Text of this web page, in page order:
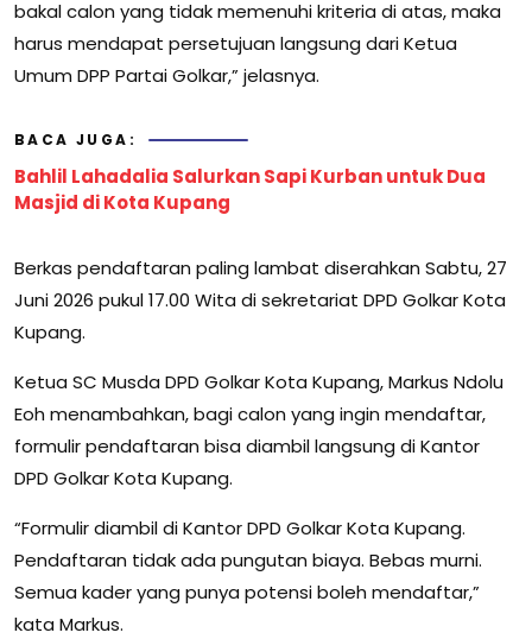
bakal calon yang tidak memenuhi kriteria di atas, maka
harus mendapat persetujuan langsung dari Ketua
Umum DPP Partai Golkar,” jelasnya.
BACA JUGA:
Bahlil Lahadalia Salurkan Sapi Kurban untuk Dua
Masjid di Kota Kupang
Berkas pendaftaran paling lambat diserahkan Sabtu, 27
Juni 2026 pukul 17.00 Wita di sekretariat DPD Golkar Kota
Kupang.
Ketua SC Musda DPD Golkar Kota Kupang, Markus Ndolu
Eoh menambahkan, bagi calon yang ingin mendaftar,
formulir pendaftaran bisa diambil langsung di Kantor
DPD Golkar Kota Kupang.
“Formulir diambil di Kantor DPD Golkar Kota Kupang.
Pendaftaran tidak ada pungutan biaya. Bebas murni.
Semua kader yang punya potensi boleh mendaftar,”
kata Markus.